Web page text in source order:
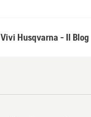
Vivi Husqvarna - Il Blog